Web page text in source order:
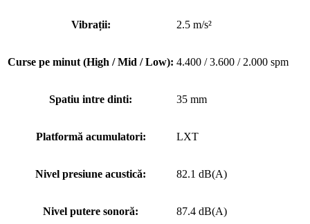
Vibrații: 2.5 m/s²
Curse pe minut (High / Mid / Low): 4.400 / 3.600 / 2.000 spm
Spatiu intre dinti: 35 mm
Platformă acumulatori: LXT
Nivel presiune acustică: 82.1 dB(A)
Nivel putere sonoră: 87.4 dB(A)